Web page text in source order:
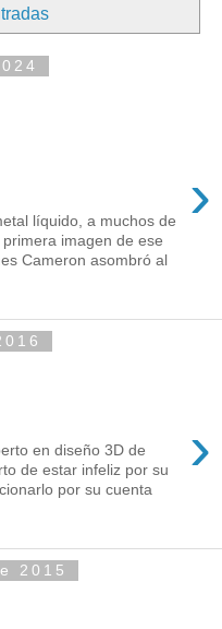
›
líquido, a muchos de
imagen de ese
Cameron asombró al
›
en diseño 3D de
de estar infeliz por su
por su cuenta
2015